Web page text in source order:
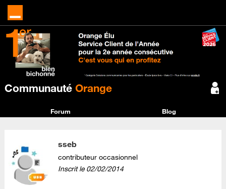
Communauté Orange
Forum Blog
sseb
contributeur occasionnel
Inscrit le‎02/02/2014